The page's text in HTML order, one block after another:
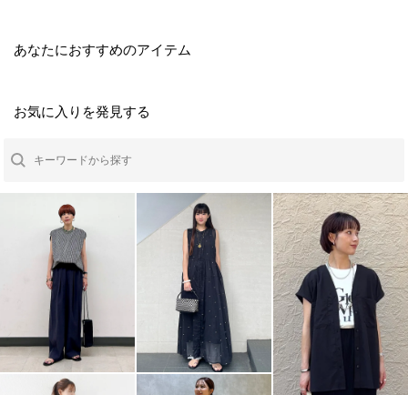
あなたにおすすめのアイテム
お気に入りを発見する